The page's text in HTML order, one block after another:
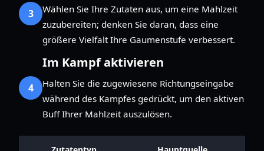
3
Wählen Sie Ihre Zutaten aus, um eine Mahlzeit
zuzubereiten; denken Sie daran, dass eine
größere Vielfalt Ihre Gaumenstufe verbessert.
4
Im Kampf aktivieren
Halten Sie die zugewiesene Richtungseingabe
während des Kampfes gedrückt, um den aktiven
Buff Ihrer Mahlzeit auszulösen.